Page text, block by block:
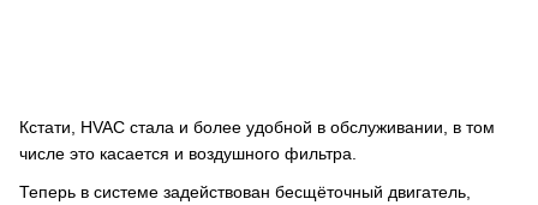
Кстати, HVAC стала и более удобной в обслуживании, в том
числе это касается и воздушного фильтра.
Теперь в системе задействован бесщёточный двигатель,